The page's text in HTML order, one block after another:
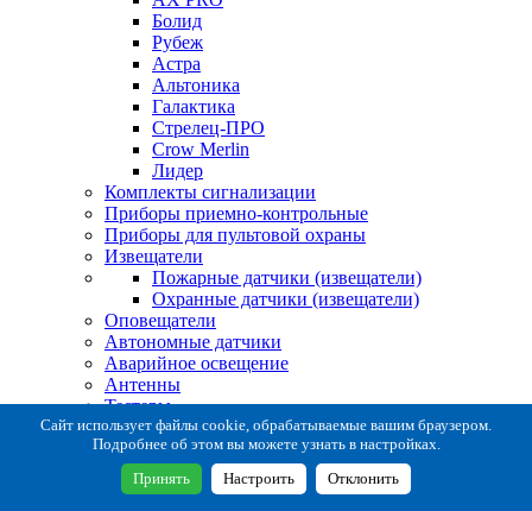
Болид
Рубеж
Астра
Альтоника
Галактика
Стрелец-ПРО
Crow Merlin
Лидер
Комплекты сигнализации
Приборы приемно-контрольные
Приборы для пультовой охраны
Извещатели
Пожарные датчики (извещатели)
Охранные датчики (извещатели)
Оповещатели
Автономные датчики
Аварийное освещение
Антенны
Тестеры
Система сбора извещений
Расходные и монтажные материалы
Коробки коммутационные
Кронштейны для извещателей
Сайт использует файлы cookie, обрабатываемые вашим браузером.
Подробнее об этом вы можете узнать в настройках.
Принять Настроить Отклонить